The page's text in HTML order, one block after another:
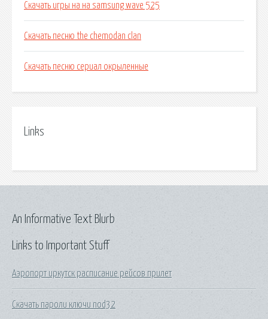
Скачать игры на на samsung wave 525
Скачать песню the chemodan clan
Скачать песню сериал окрыленные
Links
Links to Important Stuff
Аэропорт иркутск расписание рейсов прилет
Скачать пароли ключи nod32
An Informative Text Blurb